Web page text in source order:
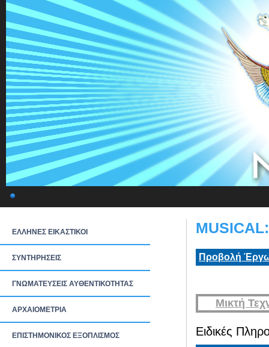
ΕΛΛΗΝΕΣ ΕΙΚΑΣΤΙΚΟΙ
ΣΥΝΤΗΡΗΣΕΙΣ
ΓΝΩΜΑΤΕΥΣΕΙΣ ΑΥΘΕΝΤΙΚΟΤΗΤΑΣ
ΑΡΧΑΙΟΜΕΤΡΙΑ
ΕΠΙΣΤΗΜΟΝΙΚΟΣ ΕΞΟΠΛΙΣΜΟΣ
Προβολή
Μικτή
Ειδικές